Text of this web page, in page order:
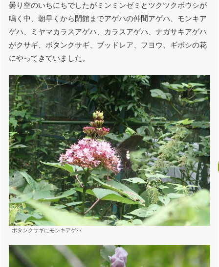
曇り空のいちにちでしたがミンミンゼミとツクツクボウシが
鳴く中、朝早くから閉館までアゲハの仲間アゲハ、モンキア
ゲハ、ミヤマカラスアゲハ、カラスアゲハ、ナガサキアゲハ
がクサギ、ボタンクサギ、ブッドレア、フヨウ、ギボシの花
にやってきていました。
ボタンクサギにモンキアゲハ